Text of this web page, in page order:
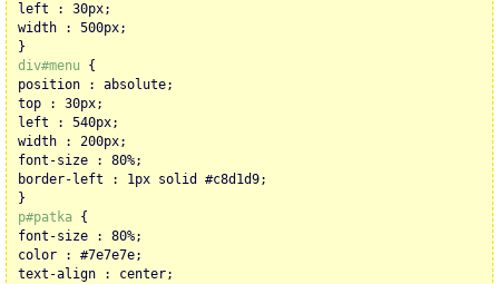
left : 30px;
width : 500px;
}
div#menu {
position : absolute;
top : 30px;
left : 540px;
width : 200px;
font-size : 80%;
border-left : 1px solid #c8d1d9;
}
p#patka {
font-size : 80%;
color : #7e7e7e;
text-align : center;